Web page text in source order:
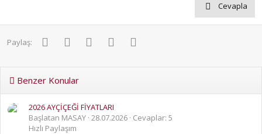
Cevapla
Paylaş: FacebookTwitter PinterestWhatsApp
Benzer Konular
2026 AYÇİÇEĞİ FİYATLARI
Başlatan MASAY 28.07.2026 Cevaplar: 5
Hızlı Paylaşım